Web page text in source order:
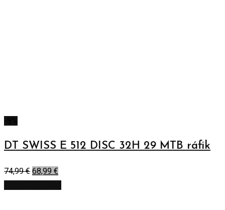
DT SWISS E 512 DISC 32H 29 MTB ráfik
74,99€ 68,99 €